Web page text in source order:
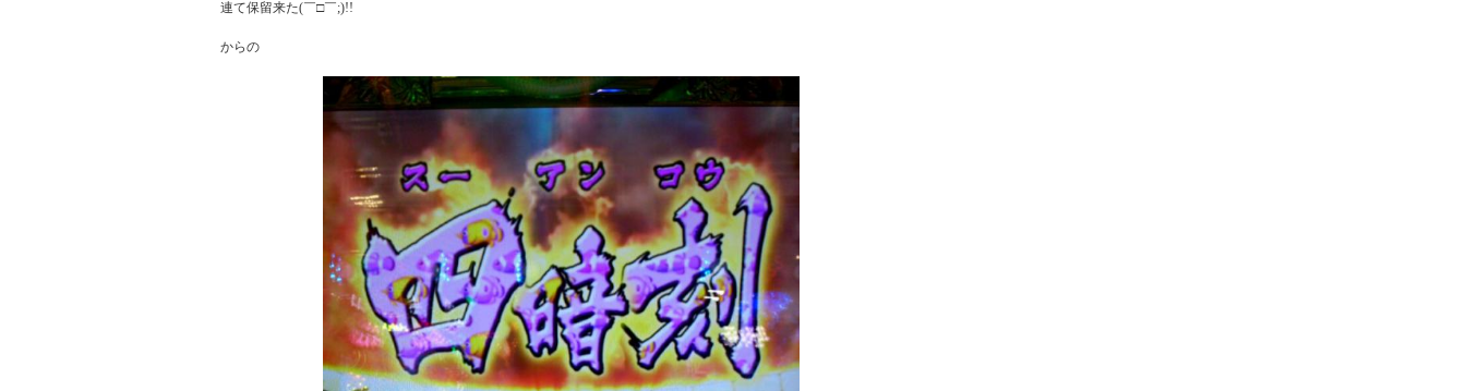
連て保留来た(￣□￣;)!!
からの